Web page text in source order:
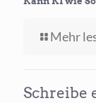
Mehr
Schreibe